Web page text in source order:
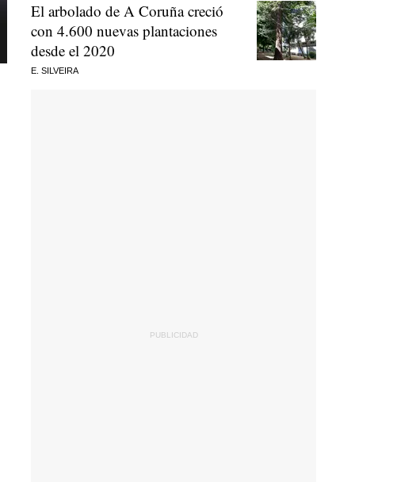
El arbolado de A Coruña creció
con 4.600 nuevas plantaciones
desde el 2020
E. SILVEIRA